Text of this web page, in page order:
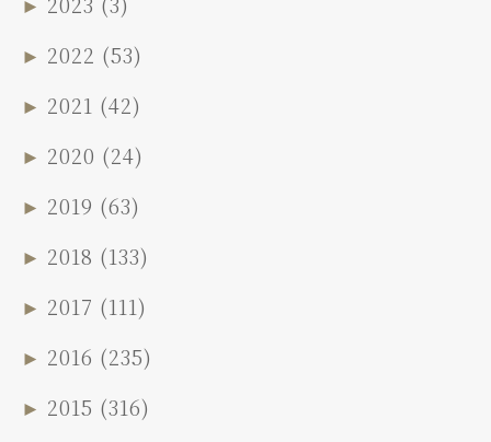
► 2022 (53)
► 2021 (42)
► 2020 (24)
► 2019 (63)
► 2018 (133)
► 2017 (111)
► 2016 (235)
► 2015 (316)